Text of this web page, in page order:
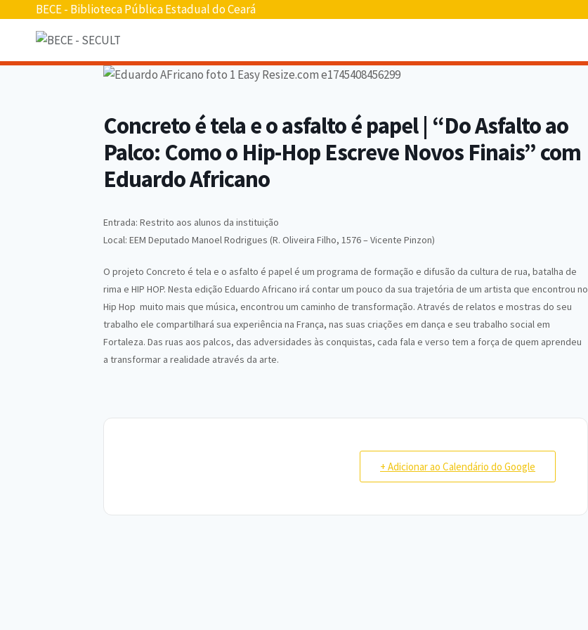
conteúdo
BECE - Biblioteca Pública Estadual do Ceará
Concreto é tela e o asfalto é papel | “Do Asfalto ao
Palco: Como o Hip-Hop Escreve Novos Finais” com
Eduardo Africano
Entrada: Restrito aos alunos da instituição
Local: EEM Deputado Manoel Rodrigues (R. Oliveira Filho, 1576 – Vicente Pinzon)
O projeto Concreto é tela e o asfalto é papel é um programa de formação e difusão da cultura de rua, batalha de
rima e HIP HOP. Nesta edição Eduardo Africano irá contar um pouco da sua trajetória de um artista que encontrou no
Hip Hop muito mais que música, encontrou um caminho de transformação. Através de relatos e mostras do seu
trabalho ele compartilhará sua experiência na França, nas suas criações em dança e seu trabalho social em
Fortaleza. Das ruas aos palcos, das adversidades às conquistas, cada fala e verso tem a força de quem aprendeu
a transformar a realidade através da arte.
+ Adicionar ao Calendário do Google